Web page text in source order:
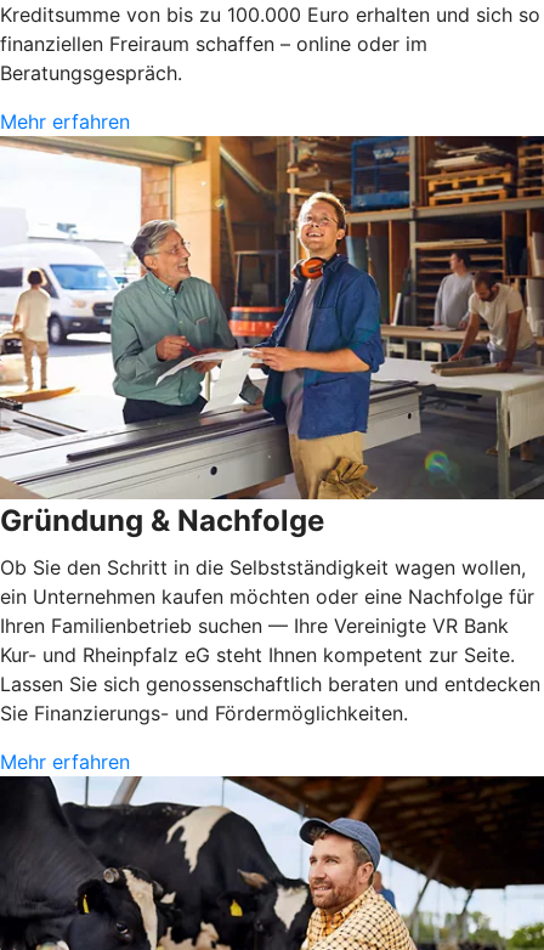
Kreditsumme von bis zu 100.000 Euro erhalten und sich so
finanziellen Freiraum schaffen – online oder im
Beratungsgespräch.
Mehr erfahren
Gründung & Nachfolge
Ob Sie den Schritt in die Selbstständigkeit wagen wollen,
ein Unternehmen kaufen möchten oder eine Nachfolge für
Ihren Familienbetrieb suchen — Ihre Vereinigte VR Bank
Kur- und Rheinpfalz eG steht Ihnen kompetent zur Seite.
Lassen Sie sich genossenschaftlich beraten und entdecken
Sie Finanzierungs- und Fördermöglichkeiten.
Mehr erfahren